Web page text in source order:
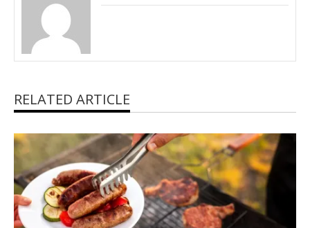
RELATED ARTICLE